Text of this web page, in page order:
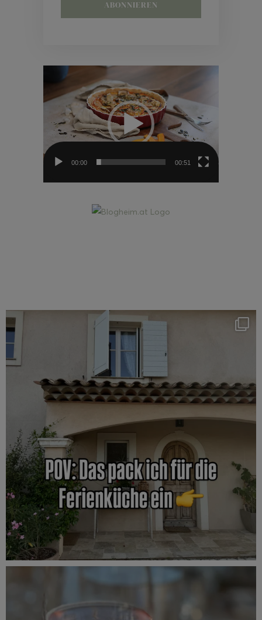
Video-
00:00 00:51